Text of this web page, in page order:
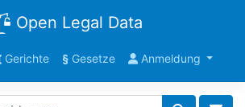
Open Legal Data
Gerichte §Gesetze Anmeldung